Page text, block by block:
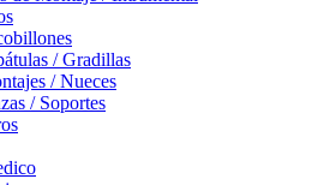
/ Gradillas
/ Nueces
/ Soportes